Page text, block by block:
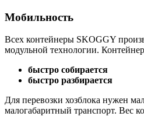
Мобильность
Всех контейнеры SKOGGY
модульной технологии.
быстро собирается
быстро разбирается
Для перевозки хозблока нужен
малогабаритный транспорт. Вес